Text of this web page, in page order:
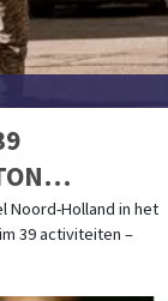
Noord-Holland in het
39 activiteiten –